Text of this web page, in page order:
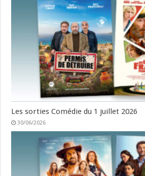
Les sorties Comédie du 1 juillet 2026
30/06/2026